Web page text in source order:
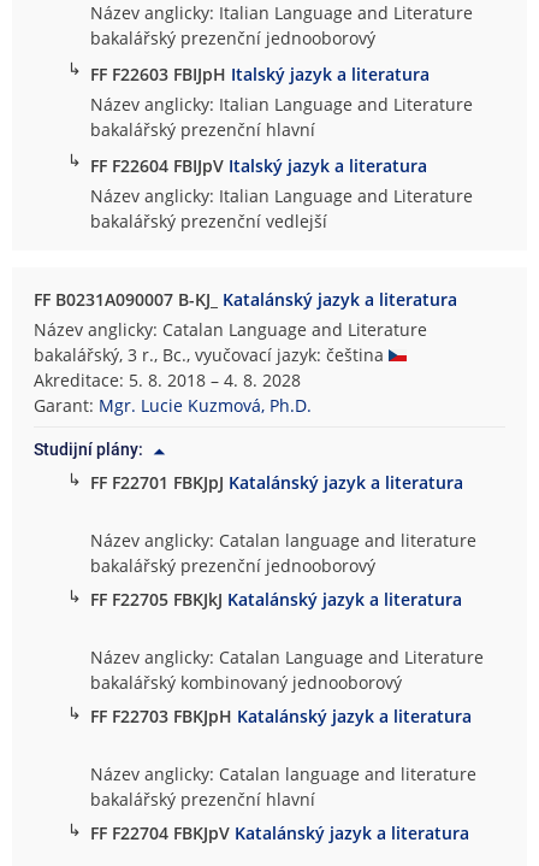
Název anglicky: Italian Language and Literature
bakalářský prezenční jednooborový
↳ FF F22603 FBIJpH Italský jazyk a literatura
Název anglicky: Italian Language and Literature
bakalářský prezenční hlavní
↳ FF F22604 FBIJpV Italský jazyk a literatura
Název anglicky: Italian Language and Literature
bakalářský prezenční vedlejší
FF B0231A090007 B-KJ_ Katalánský jazyk a literatura
Název anglicky: Catalan Language and Literature
bakalářský, 3 r., Bc., vyučovací jazyk: čeština
Akreditace: 5. 8. 2018 – 4. 8. 2028
Garant: Mgr. Lucie Kuzmová, Ph.D.
Studijní plány:
↳ FF F22701 FBKJpJ Katalánský jazyk a literatura
Název anglicky: Catalan language and literature
bakalářský prezenční jednooborový
↳ FF F22705 FBKJkJ Katalánský jazyk a literatura
Název anglicky: Catalan Language and Literature
bakalářský kombinovaný jednooborový
↳ FF F22703 FBKJpH Katalánský jazyk a literatura
Název anglicky: Catalan language and literature
bakalářský prezenční hlavní
↳ FF F22704 FBKJpV Katalánský jazyk a literatura